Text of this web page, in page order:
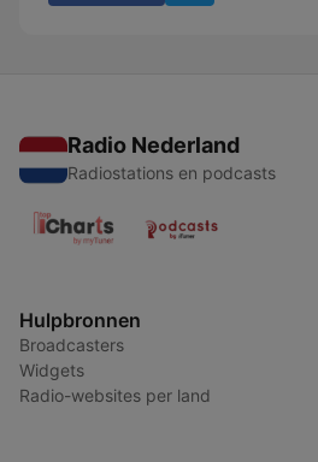
Radio Nederland
Radiostations en podcasts
Hulpbronnen
Broadcasters
Widgets
Radio-websites per land